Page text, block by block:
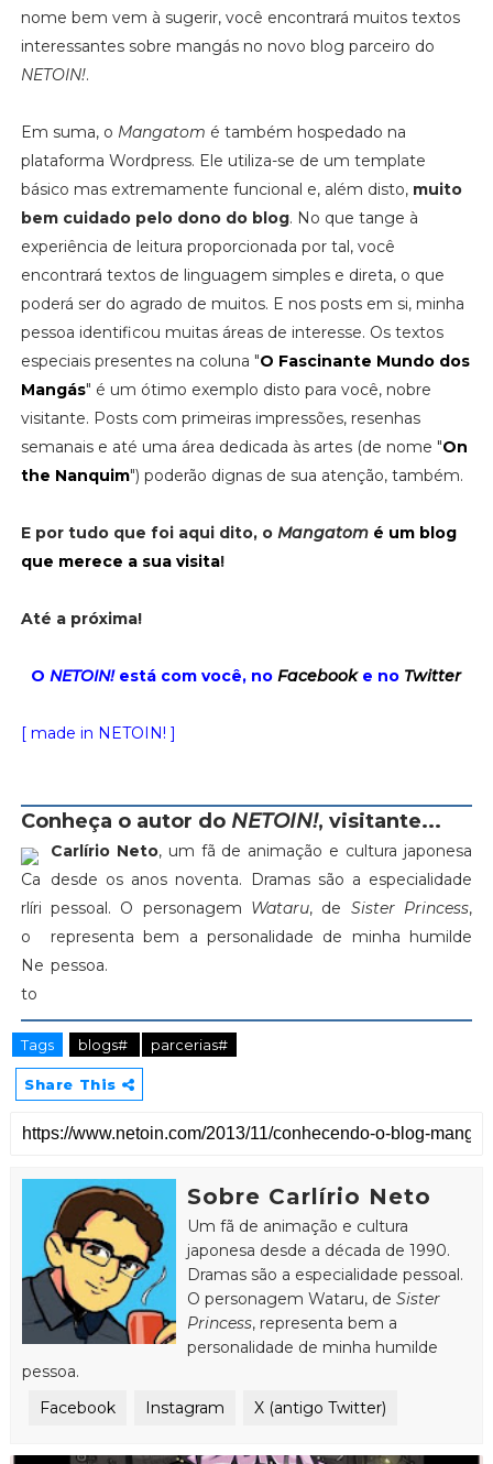
nome bem vem à sugerir, você encontrará muitos textos
interessantes sobre mangás no novo blog parceiro do
NETOIN!.
Em suma, o Mangatom é também hospedado na
plataforma Wordpress. Ele utiliza-se de um template
básico mas extremamente funcional e, além disto, muito
bem cuidado pelo dono do blog. No que tange à
experiência de leitura proporcionada por tal, você
encontrará textos de linguagem simples e direta, o que
poderá ser do agrado de muitos. E nos posts em si, minha
pessoa identificou muitas áreas de interesse. Os textos
especiais presentes na coluna "O Fascinante Mundo dos
Mangás" é um ótimo exemplo disto para você, nobre
visitante. Posts com primeiras impressões, resenhas
semanais e até uma área dedicada às artes (de nome "On
the Nanquim") poderão dignas de sua atenção, também.
E por tudo que foi aqui dito, o Mangatom é um blog
que merece a sua visita!
Até a próxima!
ONETOIN!está com você, noFacebooke no Twitter
[ made in NETOIN! ]
Conheça o autor do NETOIN!, visitante...
Carlírio Neto, um fã de animação e cultura japonesa
desde os anos noventa. Dramas são a especialidade
pessoal. O personagem Wataru, de Sister Princess,
representa bem a personalidade de minha humilde
pessoa.
Tags blogs# parcerias#
Share This
Sobre Carlírio Neto
Um fã de animação e cultura
japonesa desde a década de 1990.
Dramas são a especialidade pessoal.
O personagem Wataru, de Sister
Princess, representa bem a
personalidade de minha humilde
pessoa.
Facebook
Instagram X (antigo Twitter)